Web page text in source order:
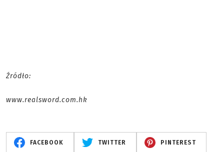
Źródło:
www.realsword.com.hk
FACEBOOK TWITTER PINTEREST